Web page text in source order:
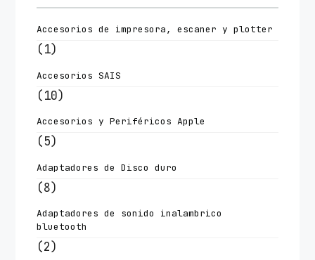
Accesorios de impresora, escaner y plotter
(1)
Accesorios SAIS
(10)
Accesorios y Periféricos Apple
(5)
Adaptadores de Disco duro
(8)
Adaptadores de sonido inalambrico
bluetooth
(2)